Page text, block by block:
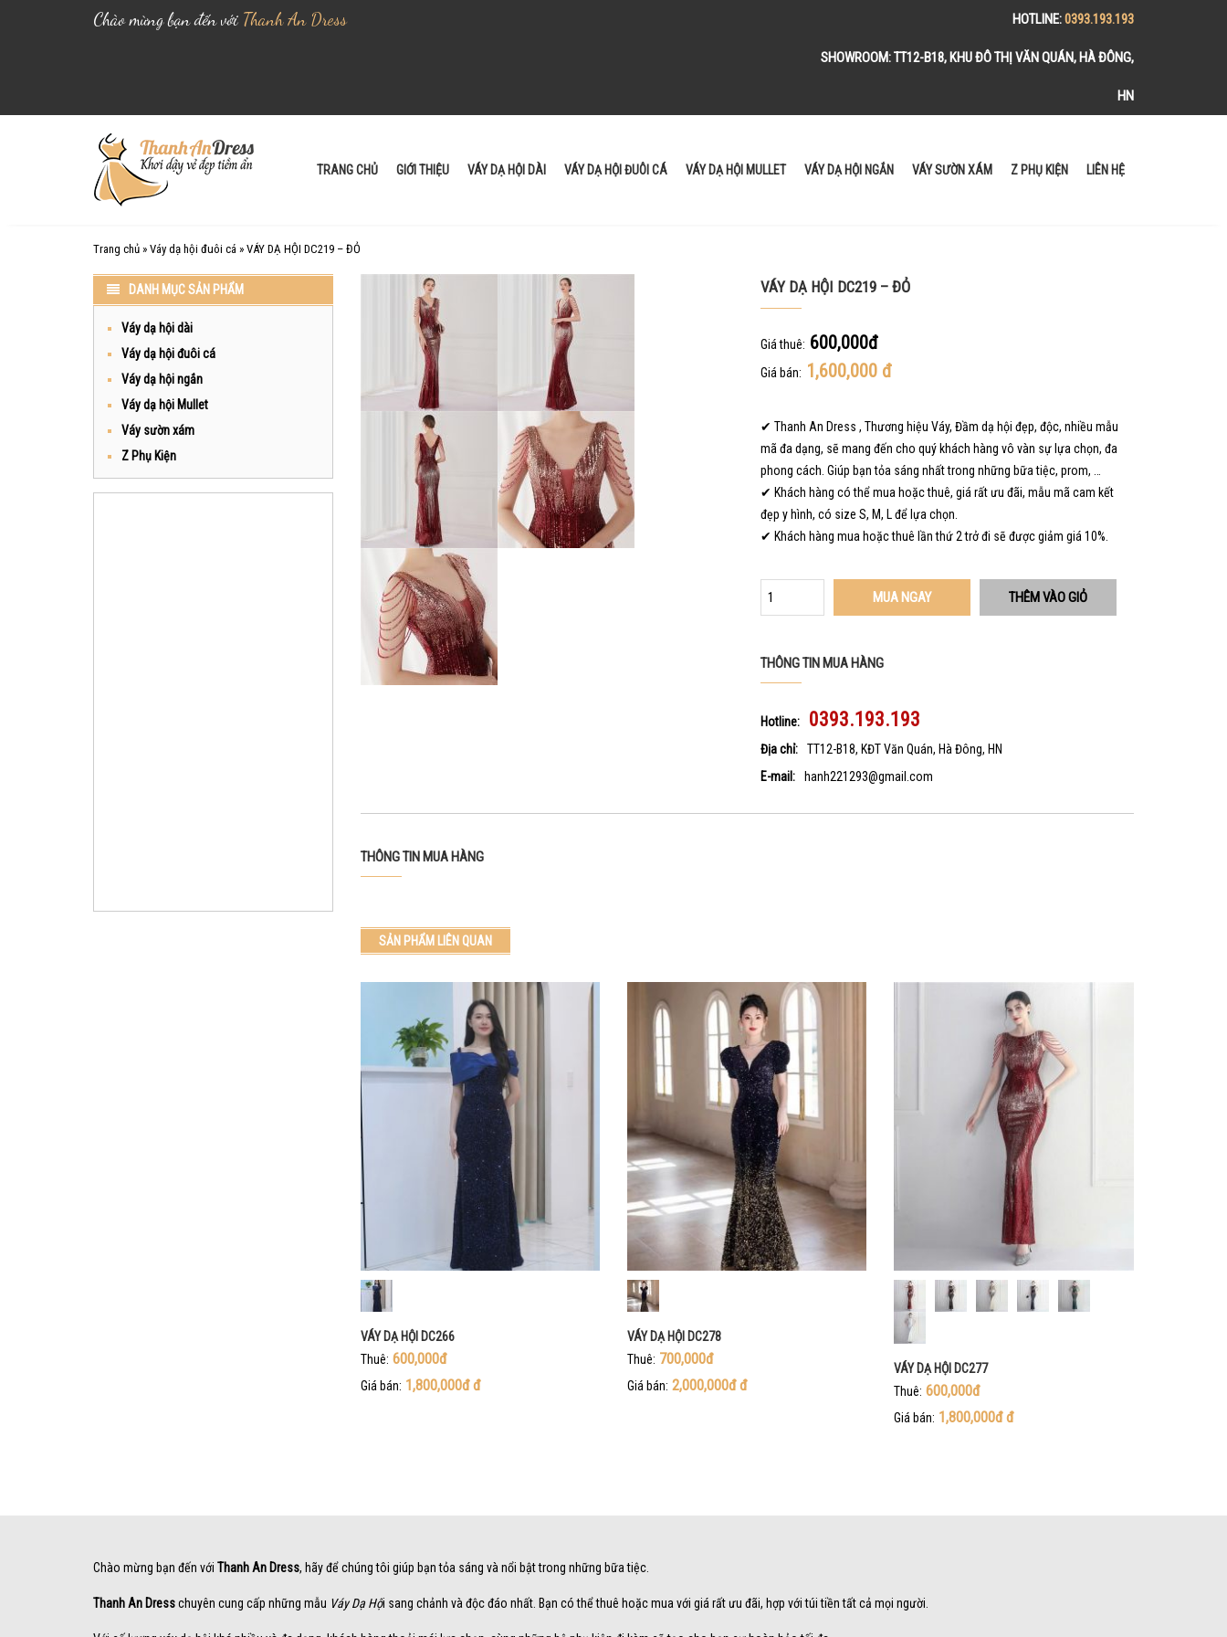
Chào mừng bạn đến với Thanh An Dress HOTLINE:0393.193.193
SHOWROOM:TT12-B18, KHU ĐÔ THỊ VĂN QUÁN, HÀ ĐÔNG,
HN
TRANG CHỦ GIỚI THIỆU VÁY DẠ HỘI DÀI VÁY DẠ HỘI ĐUÔI CÁ VÁY DẠ HỘI MULLET VÁY DẠ HỘI NGẮN VÁY SƯỜN XÁM Z PHỤ KIỆN LIÊN HỆ
Trang chủ » Váy dạ hội đuôi cá » VÁY DẠ HỘI DC219 – ĐỎ
VÁY DẠ HỘI DC219 – ĐỎ
Giá thuê: 600,000đ
Giá bán: 1,600,000 đ
✔ Thanh An Dress , Thương hiệu Váy, Đầm dạ hội đẹp, độc, nhiều mẫu
mã đa dạng, sẽ mang đến cho quý khách hàng vô vàn sự lựa chọn, đa
phong cách. Giúp bạn tỏa sáng nhất trong những bữa tiệc, prom, …
✔ Khách hàng có thể mua hoặc thuê, giá rất ưu đãi, mẫu mã cam kết
đẹp y hình, có size S, M, L để lựa chọn.
✔ Khách hàng mua hoặc thuê lần thứ 2 trở đi sẽ được giảm giá 10%.
MUA NGAY
THÔNG TIN MUA HÀNG
Hotline: 0393.193.193
Địa chỉ:
TT12-B18, KĐT Văn Quán, Hà Đông, HN
E-mail:
hanh221293@gmail.com
THÔNG TIN MUA HÀNG
SẢN PHẨM LIÊN QUAN
VÁY DẠ HỘI DC266
Thuê: 600,000đ
Giá bán: 1,800,000đđ
VÁY DẠ HỘI DC278
Thuê: 700,000đ
Giá bán: 2,000,000đđ
VÁY DẠ HỘI DC277
Thuê: 600,000đ
Giá bán: 1,800,000đđ
DANH MỤC SẢN PHẨM
Váy dạ hội dài
Váy dạ hội đuôi cá
Váy dạ hội ngắn
Váy dạ hội Mullet
Váy sườn xám
Z Phụ Kiện
Chào mừng bạn đến với Thanh An Dress, hãy để chúng tôi giúp bạn tỏa sáng và nổi bật trong những bữa tiệc.
Thanh An Dresschuyên cung cấp những mẫu Váy Dạ Hội sang chảnh và độc đáo nhất. Bạn có thể thuê hoặc mua với giá rất ưu đãi, hợp với túi tiền tất cả mọi người.